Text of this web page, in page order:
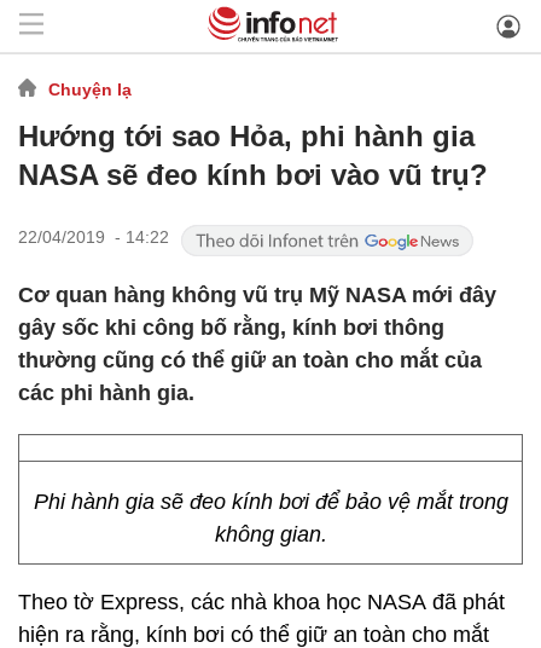
Chuyện lạ
Hướng tới sao Hỏa, phi hành gia
NASA sẽ đeo kính bơi vào vũ trụ?
22/04/2019 - 14:22
Cơ quan hàng không vũ trụ Mỹ NASA mới đây
gây sốc khi công bố rằng, kính bơi thông
thường cũng có thể giữ an toàn cho mắt của
các phi hành gia.
Phi hành gia sẽ đeo kính bơi để bảo vệ mắt trong
không gian.
Theo tờ Express, các nhà khoa học NASA đã phát
hiện ra rằng, kính bơi có thể giữ an toàn cho mắt